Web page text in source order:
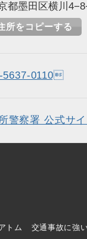
都墨田区横川
所をコピーする
5637-0110
警察署 公式サイ
トム 交通事故に強